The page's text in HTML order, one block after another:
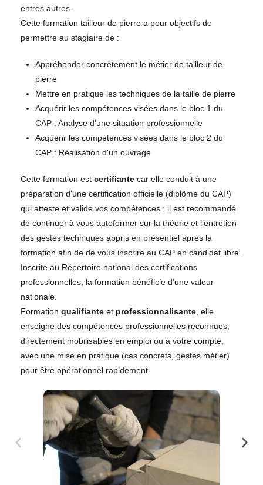
entres autres.
Cette formation tailleur de pierre a pour objectifs de
permettre au stagiaire de :
Appréhender concrètement le métier de tailleur de
pierre
Mettre en pratique les techniques de la taille de pierre
Acquérir les compétences visées dans le bloc 1 du
CAP : Analyse d’une situation professionnelle
Acquérir les compétences visées dans le bloc 2 du
CAP : Réalisation d'un ouvrage
Cette formation est certifiante car elle conduit à une
préparation d'une certification officielle (diplôme du CAP)
qui atteste et valide vos compétences ; il est recommandé
de continuer à vous autoformer sur la théorie et l’entretien
des gestes techniques appris en présentiel après la
formation afin de de vous inscrire au CAP en candidat libre.
Inscrite au Répertoire national des certifications
professionnelles, la formation bénéficie d’une valeur
nationale.
Formation qualifiante et professionnalisante , elle
enseigne des compétences professionnelles reconnues,
directement mobilisables en emploi ou à votre compte,
avec une mise en pratique (cas concrets, gestes métier)
pour être opérationnel rapidement.